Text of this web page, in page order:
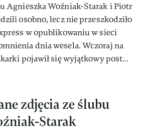
Agnieszka Woźniak-Starak i Piotr
osobno, lecz nie przeszkodziło
w opublikowaniu w sieci
dnia wesela. Wczoraj na
pojawił się wyjątkowy post…
zdjęcia ze ślubu
Starak